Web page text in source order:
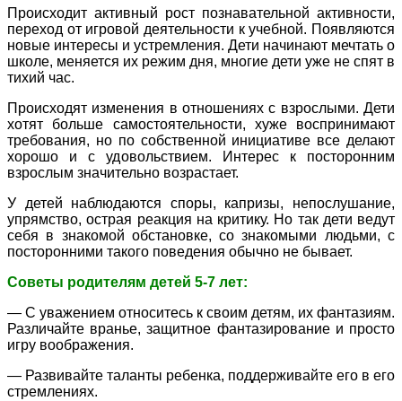
Происходит активный рост познавательной активности,
переход от игровой деятельности к учебной. Появляются
новые интересы и устремления. Дети начинают мечтать о
школе, меняется их режим дня, многие дети уже не спят в
тихий час.
Происходят изменения в отношениях с взрослыми. Дети
хотят больше самостоятельности, хуже воспринимают
требования, но по собственной инициативе все делают
хорошо и с удовольствием. Интерес к посторонним
взрослым значительно возрастает.
У детей наблюдаются споры, капризы, непослушание,
упрямство, острая реакция на критику. Но так дети ведут
себя в знакомой обстановке, со знакомыми людьми, с
посторонними такого поведения обычно не бывает.
Советы родителям детей 5-7 лет:
— С уважением относитесь к своим детям, их фантазиям.
Различайте вранье, защитное фантазирование и просто
игру воображения.
— Развивайте таланты ребенка, поддерживайте его в его
стремлениях.